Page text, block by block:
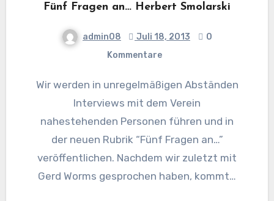
Fünf Fragen an… Herbert Smolarski
admin08 Juli 18, 2013
0
Kommentare
Wir werden in unregelmäßigen Abständen
Interviews mit dem Verein
nahestehenden Personen führen und in
der neuen Rubrik “Fünf Fragen an…”
veröffentlichen. Nachdem wir zuletzt mit
Gerd Worms gesprochen haben, kommt…